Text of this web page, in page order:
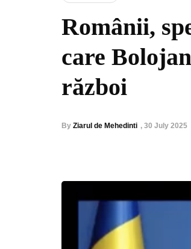
Românii,
care
război
By Ziarul de Mehedinti , 30 July 2025